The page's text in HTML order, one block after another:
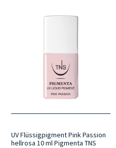
UV Flüssigpigment Pink Passion
hellrosa 10 ml Pigmenta TNS